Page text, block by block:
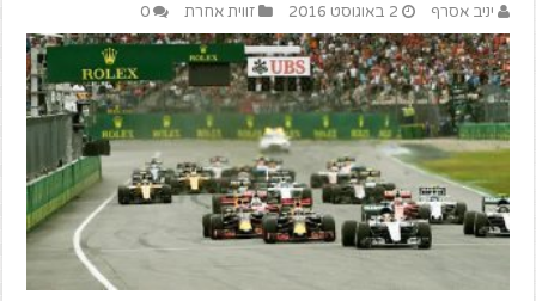
יניב אסרף 2 באוגוסט 2016 זווית אחרת 0